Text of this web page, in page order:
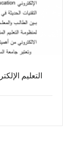
التعليم